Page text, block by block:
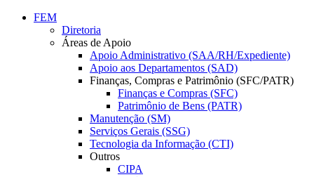
Conteúdo principal
FEM
Diretoria
Áreas de Apoio
Apoio Administrativo (SAA/RH/Expediente)
Apoio aos Departamentos (SAD)
Finanças, Compras e Patrimônio (SFC/PATR)
Finanças e Compras (SFC)
Patrimônio de Bens (PATR)
Manutenção (SM)
Serviços Gerais (SSG)
Tecnologia da Informação (CTI)
Outros
CIPA